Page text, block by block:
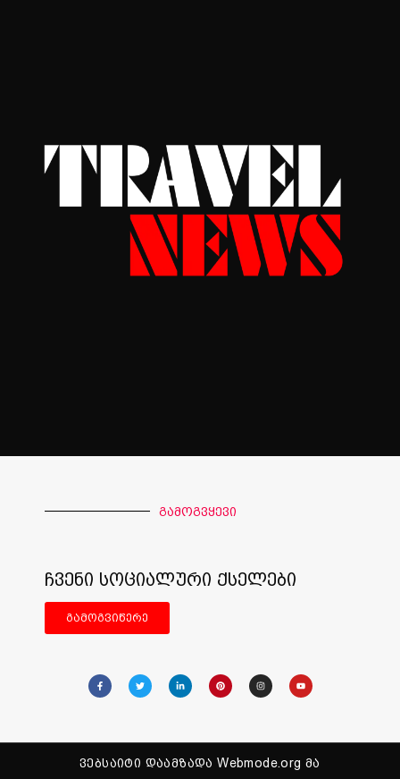
გამოგვყევი
ჩვენი სოციალური ქსელები
გამოგვიწერე
ვებსაიტი დაამზადა Webmode.org მა